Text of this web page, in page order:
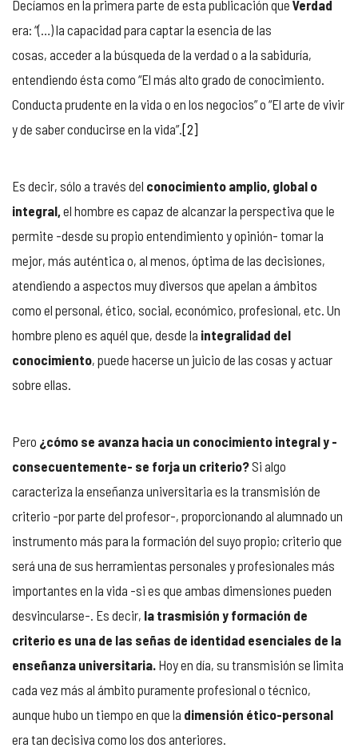
Decíamos en la primera parte de esta publicación que Verdad
era: “(…) la capacidad para captar la esencia de las
cosas, acceder a la búsqueda de la verdad o a la sabiduría,
entendiendo ésta como “El más alto grado de conocimiento.
Conducta prudente en la vida o en los negocios” o “El arte de vivir
y de saber conducirse en la vida”.[2]
Es decir, sólo a través del conocimiento amplio, global o
integral, el hombre es capaz de alcanzar la perspectiva que le
permite -desde su propio entendimiento y opinión- tomar la
mejor, más auténtica o, al menos, óptima de las decisiones,
atendiendo a aspectos muy diversos que apelan a ámbitos
como el personal, ético, social, económico, profesional, etc. Un
hombre pleno es aquél que, desde la integralidad del
conocimiento, puede hacerse un juicio de las cosas y actuar
sobre ellas.
Pero ¿cómo se avanza hacia un conocimiento integral y -
consecuentemente- se forja un criterio?Si algo
caracteriza la enseñanza universitaria es la transmisión de
criterio -por parte del profesor-, proporcionando al alumnado un
instrumento más para la formación del suyo propio; criterio que
será una de sus herramientas personales y profesionales más
importantes en la vida -si es que ambas dimensiones pueden
desvincularse-. Es decir, la trasmisión y formación de
criterio es una de las señas de identidad esenciales de la
enseñanza universitaria. Hoy en día, su transmisión se limita
cada vez más al ámbito puramente profesional o técnico,
aunque hubo un tiempo en que la dimensión ético-personal
era tan decisiva como los dos anteriores.